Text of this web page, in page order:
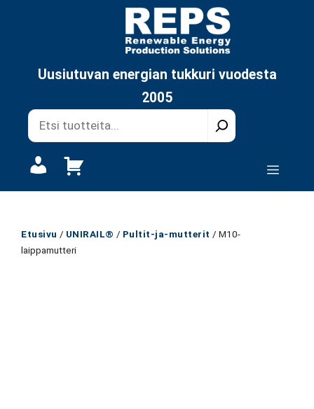
Uusiutuvan energian tukkuri vuodesta
2005
Etusivu / UNIRAIL® / Pultit-ja-mutterit / M10-
laippamutteri